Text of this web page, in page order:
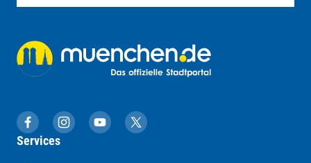
muenchen.de auf Facebook
muenchen.de auf Instagram
muenchen.de auf YouTube
muenchen.de auf X
Services